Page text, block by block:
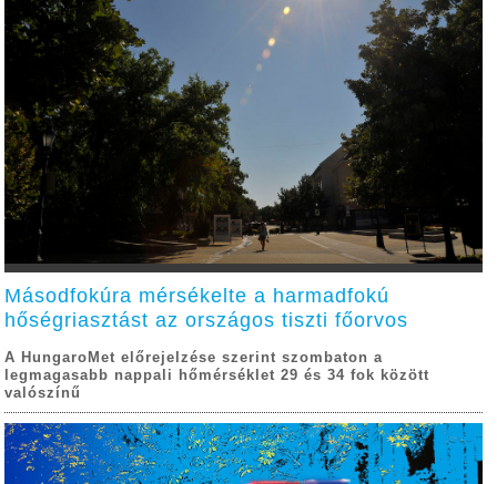
Másodfokúra mérsékelte a harmadfokú
hőségriasztást az országos tiszti főorvos
A HungaroMet előrejelzése szerint szombaton a
legmagasabb nappali hőmérséklet 29 és 34 fok között
valószínű